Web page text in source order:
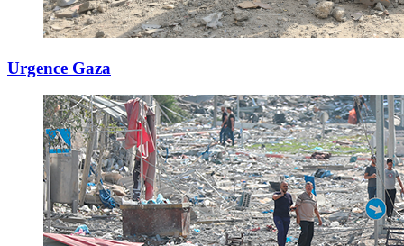
Urgence Gaza